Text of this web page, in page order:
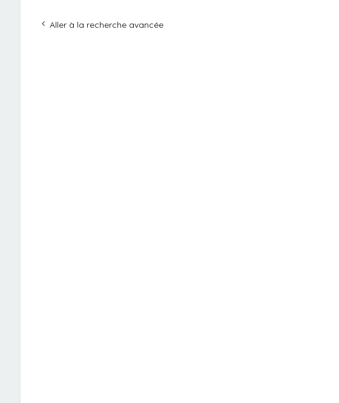
Aller à la recherche avancée